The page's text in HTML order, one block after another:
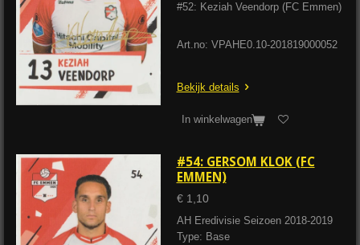
#52: Keziah Veendorp (FC Emmen)
Art.no: VPAHE0.10-201819000052
Bekijk details
In winkelwagen
#54: GERSOM KLOK (FC
EMMEN)
€ 1,10
AH Eredivisie Seizoen 2018-2019
Type: Base